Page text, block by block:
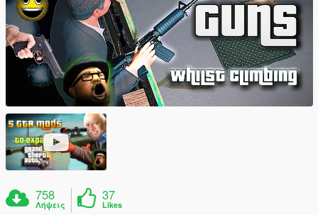
758
Λήψεις
37
Likes